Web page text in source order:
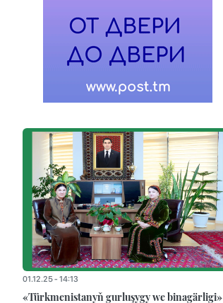
01.12.25 - 14:13
«Türkmenistanyň gurluşygy we binagärligi»